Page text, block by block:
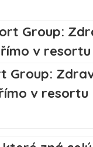
Group:
v resortu